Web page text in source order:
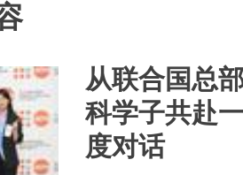
从联合国总
科学子共赴
度对话